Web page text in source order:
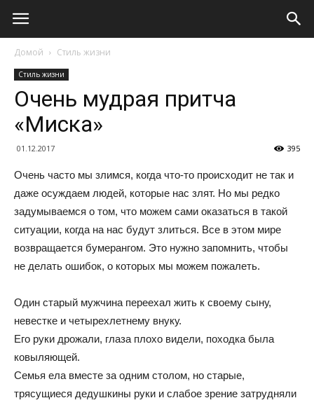
Домой Стиль жизни
Стиль жизни
Очень мудрая притча
«Миска»
01.12.2017 395
Очень часто мы злимся, когда что-то происходит не так и
даже осуждаем людей, которые нас злят. Но мы редко
задумываемся о том, что можем сами оказаться в такой
ситуации, когда на нас будут злиться. Все в этом мире
возвращается бумерангом. Это нужно запомнить, чтобы
не делать ошибок, о которых мы можем пожалеть.
Один старый мужчина переехал жить к своему сыну,
невестке и четырехлетнему внуку.
Его руки дрожали, глаза плохо видели, походка была
ковыляющей.
Семья ела вместе за одним столом, но старые,
трясущиеся дедушкины руки и слабое зрение затрудняли